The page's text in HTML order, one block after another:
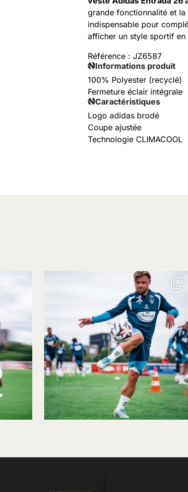
grande fonctionnalité et la
indispensable pour
afficher un style sportif
Référence : JZ6587
Informations produit
100% Polyester (recyclé)
Fermeture éclair intégrale
Caractéristiques
Logo adidas brodé
Coupe ajustée
Technologie CLIMACOOL